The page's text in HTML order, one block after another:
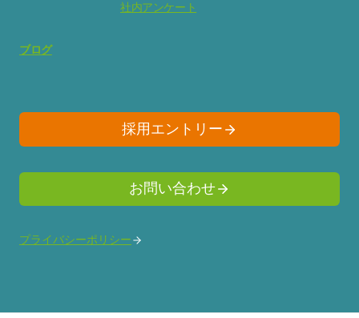
社内アンケート
ブログ
採用エントリー
お問い合わせ
プライバシーポリシー